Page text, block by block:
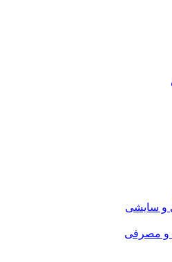
و سایشی
و مصرفی